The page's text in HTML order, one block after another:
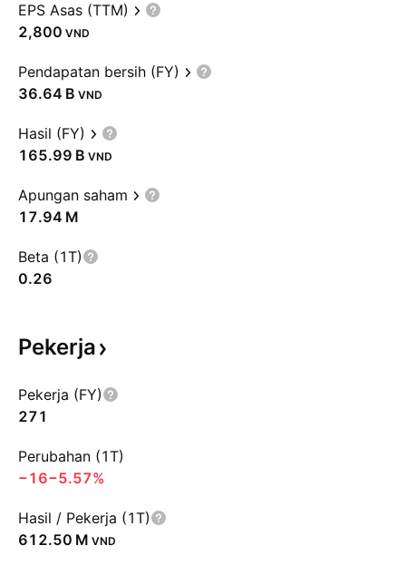
EPS Asas (TTM)
2,800 VND
Pendapatan bersih (FY)
‪36.64 B‬ VND
Hasil (FY)
‪165.99 B‬ VND
Apungan saham
‪17.94 M‬
Beta (1T)
0.26
Pekerja
Pekerja (FY)
271
Perubahan (1T)
−16−5.57%
Hasil / Pekerja (1T)
‪612.50 M‬ VND